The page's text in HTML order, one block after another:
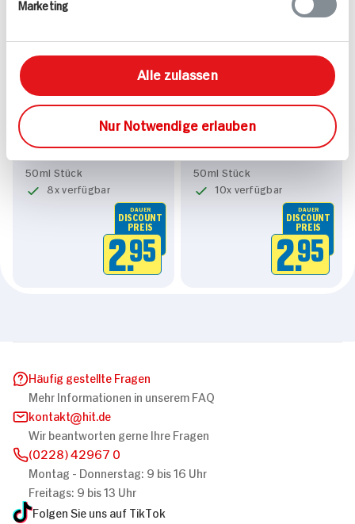
Marketing
Alle zulassen
Nur Notwendige erlauben
Nivea Deo Roll-on
Invisible Black & White
50ml Stück
8x verfügbar
DAUER
DISCOUNT
PREIS
2.95
Nivea Deo Roll-On Dry
Active
50ml Stück
10x verfügbar
DAUER
DISCOUNT
PREIS
2.95
Häufig gestellte Fragen
Mehr Informationen in unserem FAQ
kontakt
hit.de
Wir beantworten gerne Ihre Fragen
(0228) 42967 0
Montag - Donnerstag: 9 bis 16 Uhr
Freitags: 9 bis 13 Uhr
Folgen Sie uns auf TikTok